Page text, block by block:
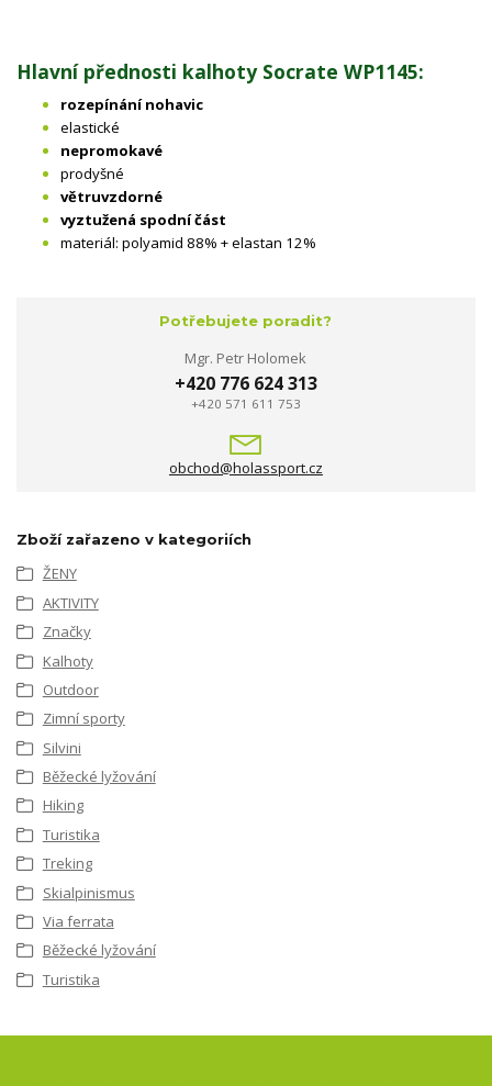
Hlavní přednosti kalhoty Socrate WP1145:
rozepínání nohavic
elastické
nepromokavé
prodyšné
větruvzdorné
vyztužená spodní část
materiál: polyamid 88% + elastan 12%
Potřebujete poradit?
Mgr. Petr Holomek
+420 776 624 313
+420 571 611 753
obchod@holassport.cz
Zboží zařazeno v kategoriích
ŽENY
AKTIVITY
Značky
Kalhoty
Outdoor
Zimní sporty
Silvini
Běžecké lyžování
Hiking
Turistika
Treking
Skialpinismus
Via ferrata
Běžecké lyžování
Turistika